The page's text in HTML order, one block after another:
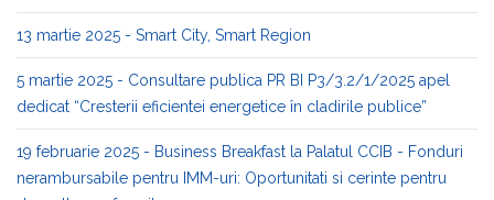
13 martie 2025 - Smart City, Smart Region
5 martie 2025 - Consultare publica PR BI P3/3.2/1/2025 apel
dedicat “Cresterii eficientei energetice în cladirile publice”
19 februarie 2025 - Business Breakfast la Palatul CCIB - Fonduri
nerambursabile pentru IMM-uri: Oportunitati si cerinte pentru